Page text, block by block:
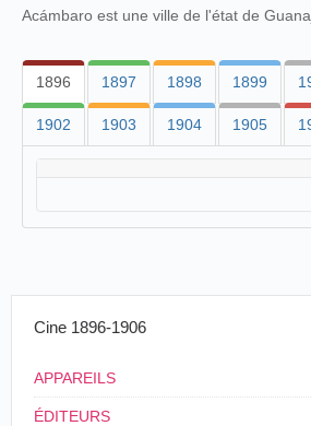
Acámbaro est une ville de l'état de
1896 1897 1898 1899
1902 1903 1904 1905
Cine 1896-1906
APPAREILS
ÉDITEURS